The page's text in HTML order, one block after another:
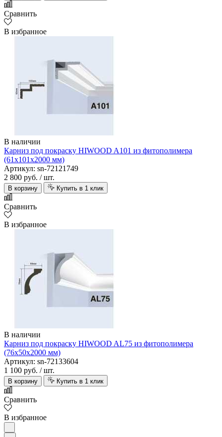
Сравнить
В избранное
В наличии
Карниз под покраску HIWOOD A101 из фитополимера
(61х101х2000 мм)
Артикул: sn-72121749
2 800 руб. / шт.
В корзину Купить в 1 клик
Сравнить
В избранное
В наличии
Карниз под покраску HIWOOD AL75 из фитополимера
(76х50х2000 мм)
Артикул: sn-72133604
1 100 руб. / шт.
В корзину Купить в 1 клик
Сравнить
В избранное